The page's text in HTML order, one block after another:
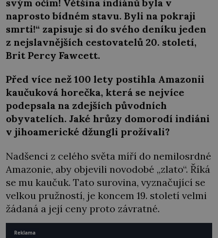
svým očím! Většina indiánů byla v
naprosto bídném stavu. Byli na pokraji
smrti!“ zapisuje si do svého deníku jeden
z nejslavnějších cestovatelů 20. století,
Brit Percy Fawcett.
Před více než 100 lety postihla Amazonii
kaučuková horečka, která se nejvíce
podepsala na zdejších původních
obyvatelích. Jaké hrůzy domorodí indiáni
v jihoamerické džungli prožívali?
Nadšenci z celého světa míří do nemilosrdné
Amazonie, aby objevili novodobé „zlato“. Říká
se mu kaučuk. Tato surovina, vyznačující se
velkou pružností, je koncem 19. století velmi
žádaná a její ceny proto závratné.
Reklama